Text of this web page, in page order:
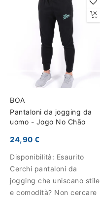
BOA
Pantaloni da jogging da
uomo - Jogo No Chão
24,90 €
Disponibilità: Esaurito
Cerchi pantaloni da
jogging che uniscano stile
e comodità? Non cercare